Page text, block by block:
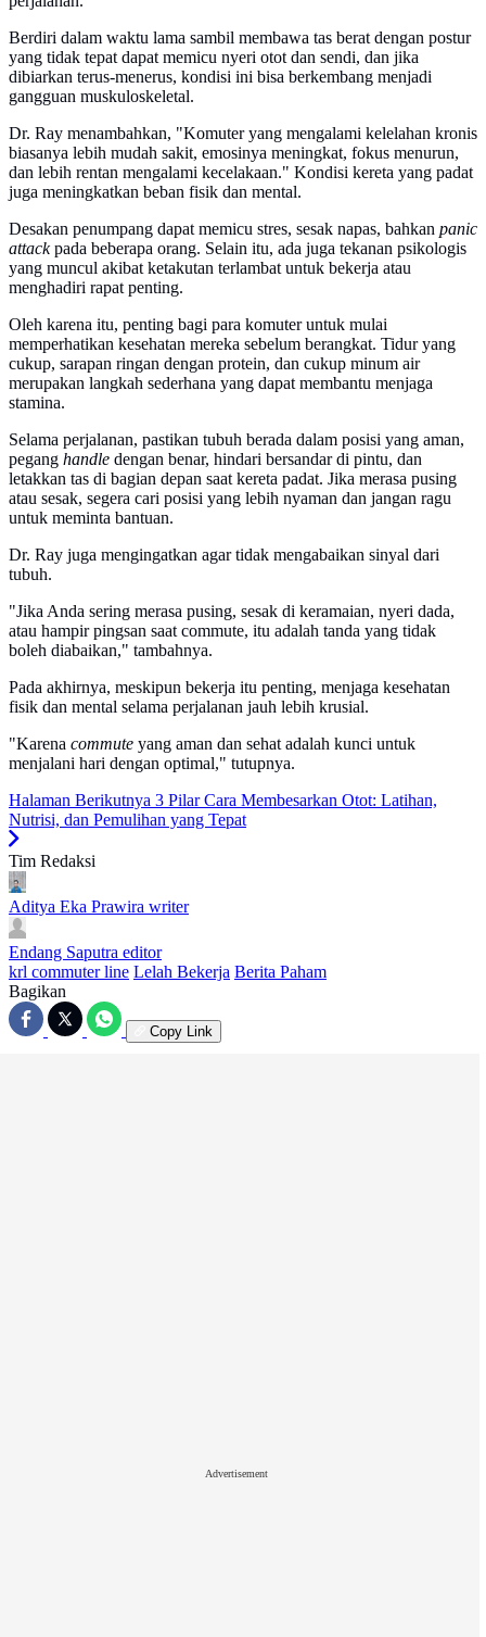
Berdiri dalam waktu lama sambil membawa tas berat dengan postur
yang tidak tepat dapat memicu nyeri otot dan sendi, dan jika
dibiarkan terus-menerus, kondisi ini bisa berkembang menjadi
gangguan muskuloskeletal.
Dr. Ray menambahkan, "Komuter yang mengalami kelelahan kronis
biasanya lebih mudah sakit, emosinya meningkat, fokus menurun,
dan lebih rentan mengalami kecelakaan." Kondisi kereta yang padat
juga meningkatkan beban fisik dan mental.
Desakan penumpang dapat memicu stres, sesak napas, bahkan panic
attackpada beberapa orang. Selain itu, ada juga tekanan psikologis
yang muncul akibat ketakutan terlambat untuk bekerja atau
menghadiri rapat penting.
Oleh karena itu, penting bagi para komuter untuk mulai
memperhatikan kesehatan mereka sebelum berangkat. Tidur yang
cukup, sarapan ringan dengan protein, dan cukup minum air
merupakan langkah sederhana yang dapat membantu menjaga
stamina.
Selama perjalanan, pastikan tubuh berada dalam posisi yang aman,
pegang handle dengan benar, hindari bersandar di pintu, dan
letakkan tas di bagian depan saat kereta padat. Jika merasa pusing
atau sesak, segera cari posisi yang lebih nyaman dan jangan ragu
untuk meminta bantuan.
Dr. Ray juga mengingatkan agar tidak mengabaikan sinyal dari
tubuh.
"Jika Anda sering merasa pusing, sesak di keramaian, nyeri dada,
atau hampir pingsan saat commute, itu adalah tanda yang tidak
boleh diabaikan," tambahnya.
Pada akhirnya, meskipun bekerja itu penting, menjaga kesehatan
fisik dan mental selama perjalanan jauh lebih krusial.
"Karena commute yang aman dan sehat adalah kunci untuk
menjalani hari dengan optimal," tutupnya.
Halaman Berikutnya 3 Pilar Cara Membesarkan Otot: Latihan,
Nutrisi, dan Pemulihan yang Tepat
Tim Redaksi
Aditya Eka Prawira writer
Endang Saputra editor
krl commuter line Lelah Bekerja Berita Paham
Bagikan
Copy Link
Advertisement